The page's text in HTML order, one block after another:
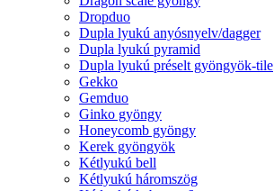
Dropduo
Dupla lyukú anyósnyelv/dagger
Dupla lyukú pyramid
Dupla lyukú préselt gyöngyök-tile
Gekko
Gemduo
Ginko gyöngy
Honeycomb gyöngy
Kerek gyöngyök
Kétlyukú bell
Kétlyukú háromszög